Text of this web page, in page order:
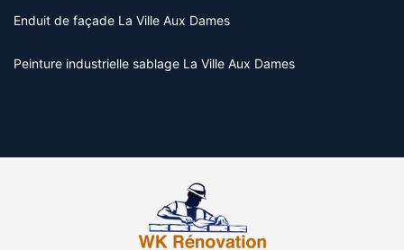
Enduit de façade La Ville Aux Dames
Peinture industrielle sablage La Ville Aux Dames